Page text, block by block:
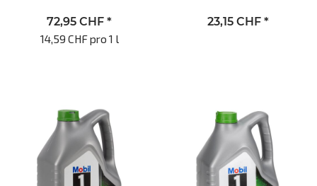
72,95 CHF *
14,59 CHF pro 1 l
23,15 CHF *